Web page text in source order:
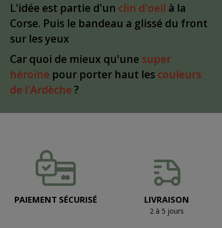
L'idée est partie d'un clin d'oeil à la
Corse. Puis le bandeau a glissé du front
sur les yeux
Car quoi de mieux qu'une super
héroïne pour porter haut les couleurs
de l'Ardèche ?
PAIEMENT SÉCURISÉ LIVRAISON
2 à 5 jours